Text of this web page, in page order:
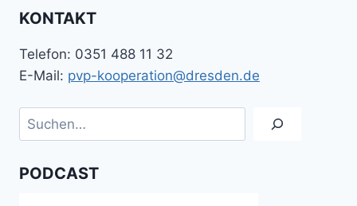
KOOPERATION
NR.17
KONTAKT
Telefon: 0351 488 11 32
E-Mail: pvp-kooperation@dresden.de
Suchen
PODCAST